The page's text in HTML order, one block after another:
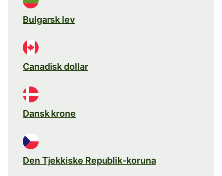
Bulgarsk lev
Canadisk dollar
Dansk krone
Den Tjekkiske Republik-koruna